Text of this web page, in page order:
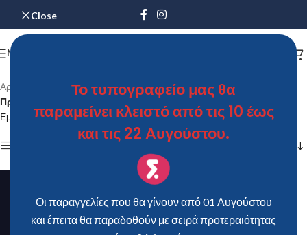
Close
Το τυπογραφείο μας θα
παραμείνει κλειστό από τις 10 έως
και τις 22 Αυγούστου.
Οι παραγγελίες που θα γίνουν από 01 Αυγούστου
και έπειτα θα παραδοθούν με σειρά προτεραιότητας
MENU
Αρχική σελίδα
Προϊόντα με ετικέτα “Χωνάκι Ρυζιού – Καραμέλας "FLAMINGO"”
Εμφάνιση του μοναδικού αποτελέσματος